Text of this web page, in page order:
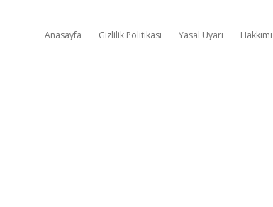
Anasayfa Gizlilik Politikası Yasal Uyarı